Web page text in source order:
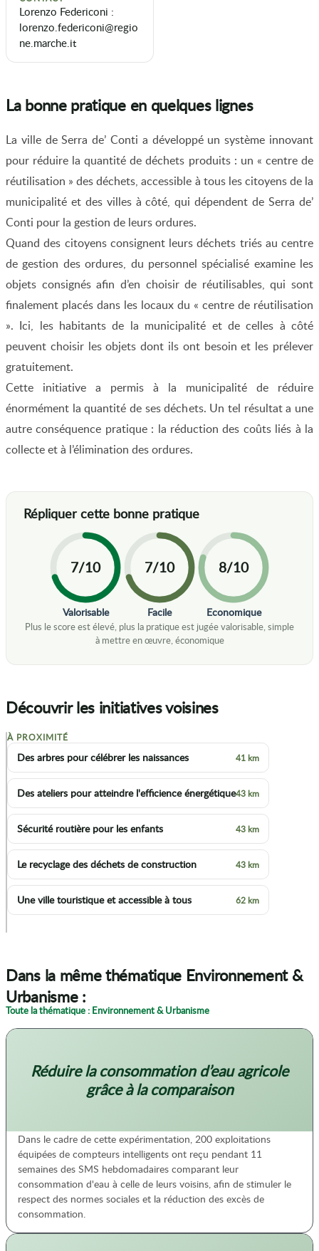
Lorenzo Federiconi :
lorenzo.federiconi@regio
ne.marche.it
La bonne pratique en quelques lignes
La ville de Serra de’ Conti a développé un système innovant
pour réduire la quantité de déchets produits : un « centre de
réutilisation » des déchets, accessible à tous les citoyens de la
municipalité et des villes à côté, qui dépendent de Serra de’
Conti pour la gestion de leurs ordures.
Quand des citoyens consignent leurs déchets triés au centre
de gestion des ordures, du personnel spécialisé examine les
objets consignés afin d’en choisir de réutilisables, qui sont
finalement placés dans les locaux du « centre de réutilisation
». Ici, les habitants de la municipalité et de celles à côté
peuvent choisir les objets dont ils ont besoin et les prélever
gratuitement.
Cette initiative a permis à la municipalité de réduire
énormément la quantité de ses déchets. Un tel résultat a une
autre conséquence pratique : la réduction des coûts liés à la
collecte et à l’élimination des ordures.
7/10
Valorisable
7/10
Facile
8/10
Economique
Découvrir les initiatives voisines
+
−
À PROXIMITÉ
Des arbres pour célébrer les naissances 41 km
Des ateliers pour atteindre l'efficience énergétique43 km
Sécurité routière pour les enfants 43 km
Le recyclage des déchets de construction 43 km
Une ville touristique et accessible à tous 62 km
Dans la même thématique Environnement &
Urbanisme :
Toute la thématique : Environnement & Urbanisme
Réduire la consommation d’eau agricole
grâce à la comparaison
Dans le cadre de cette expérimentation, 200 exploitations
équipées de compteurs intelligents ont reçu pendant 11
semaines des SMS hebdomadaires comparant leur
consommation d'eau à celle de leurs voisins, afin de stimuler le
respect des normes sociales et la réduction des excès de
consommation.